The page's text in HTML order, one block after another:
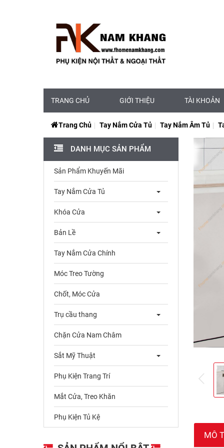
TRANG CHỦ GIỚI THIỆU TÀI KHOẢN
Trang Chủ Tay Nắm Cửa Tủ Tay Nắm Âm Tủ
DANH MỤC SẢN PHẨM
Sản Phẩm Khuyến Mãi
Tay Nắm Cửa Tủ
Khóa Cửa
Bản Lề
Tay Nắm Cửa Chính
Móc Treo Tường
Chốt, Móc Cửa
Trụ cầu thang
Chặn Cửa Nam Châm
Sắt Mỹ Thuật
Phụ Kiện Trang Trí
Mắt Cửa, Treo Khăn
Phụ Kiện Tủ Kệ
prev
MÔ